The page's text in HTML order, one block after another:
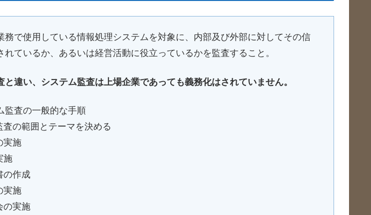
で使用している情報処理システムを対象に、内部及び外部に対してその信
れているか、あるいは経営活動に役立っているかを監査すること。
違い、システム監査は上場企業であっても義務化はされていません。
査の一般的な手順
査の範囲とテーマを決める
実施
施
の作成
実施
の実施